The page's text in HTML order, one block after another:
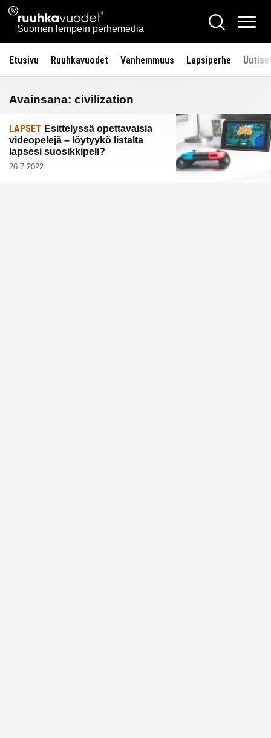
Siirry
sisältöön
Ruuhkavuodet.fi
Suomen lempein perhemedia
Hae
Etusivu Ruuhkavuodet Vanhemmuus Lapsiperhe
Avainsana: civilization
LAPSET Esittelyssä opettavaisia
videopelejä – löytyykö listalta
lapsesi suosikkipeli?
26.7.2022